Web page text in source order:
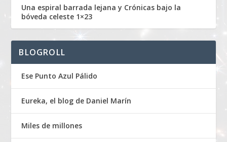
Una espiral barrada lejana y Crónicas bajo la
bóveda celeste 1×23
BLOGROLL
Ese Punto Azul Pálido
Eureka, el blog de Daniel Marín
Miles de millones